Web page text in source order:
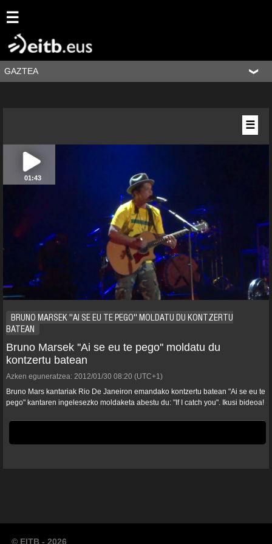
☰
GAZTEA
01:43
BRUNO MARSEK ''AI SE EU TE PEGO'' MOLDATU DU KONTZERTU
BATEAN
Bruno Marsek ''Ai se eu te pego'' moldatu du
kontzertu batean
Azken eguneratzea: 2012/01/30 08:20 (UTC+1)
Bruno Mars kantariak Rio De Janeiron emandako kontzertu batean "Ai se eu te
pego" kantaren ingelesezko moldaketa abestu du: "If I catch you". Ikusi bideoa!
☰
© EITB - 2026